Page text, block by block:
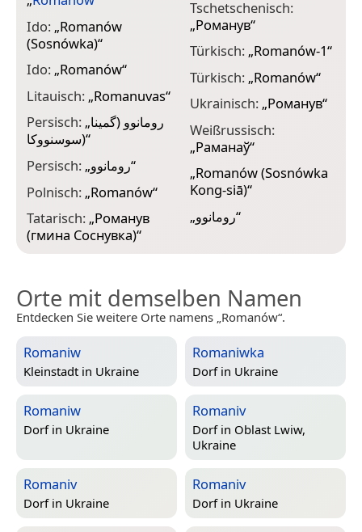
Ido: „Romanów
(Sosnówka)“
Ido: „Romanów“
Litauisch: „Romanuvas“
Persisch: „رومانوو (گمینا
سوسنووکا)“
Persisch: „رومانوو“
Polnisch: „Romanów“
Tatarisch: „Романув
(гмина Соснувка)“
Tschetschenisch:
„Романув“
Türkisch: „Romanów-1“
Türkisch: „Romanów“
Ukrainisch: „Романув“
Weißrussisch:
„Раманаў“
„Romanów (Sosnówka
Kong-siā)“
„رومانوو“
Orte mit demselben Namen
Entdecken Sie weitere Orte namens „Romanów“.
Romaniw
Kleinstadt in Ukraine
Romaniwka
Dorf in Ukraine
Romaniw
Dorf in Ukraine
Romaniv
Dorf in Oblast Lwiw,
Ukraine
Romaniv
Dorf in Ukraine
Romaniv
Dorf in Ukraine